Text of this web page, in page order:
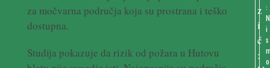
za močvarna područja koja su prostrana i teško
dostupna.
Studija pokazuje da rizik od požara u Hutovu
:
N
i
s
o